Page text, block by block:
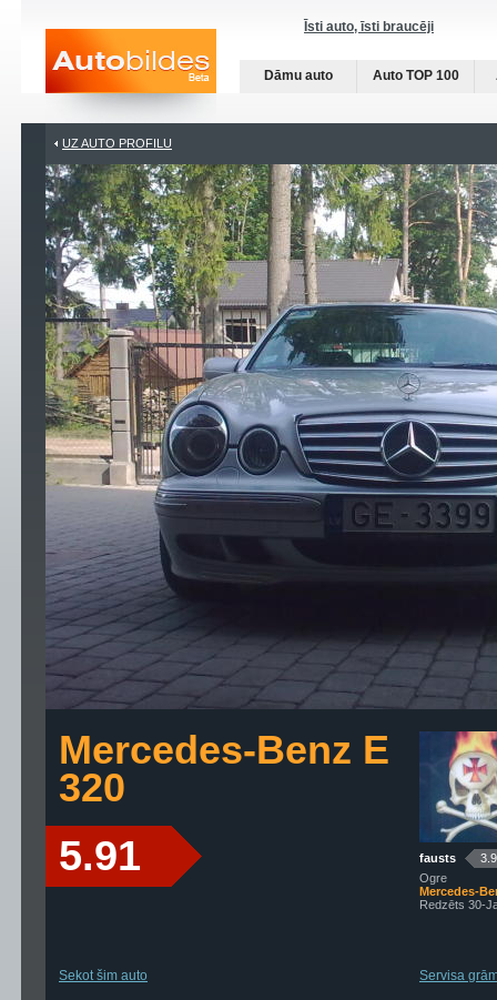
Īsti auto, īsti braucēji
Dāmu auto Auto TOP 100
UZ AUTO PROFILU
Mercedes-Benz E
320
5.91
Sekot šim auto
fausts
Ogre
Mercedes-
Redzēts 30-
Servisa